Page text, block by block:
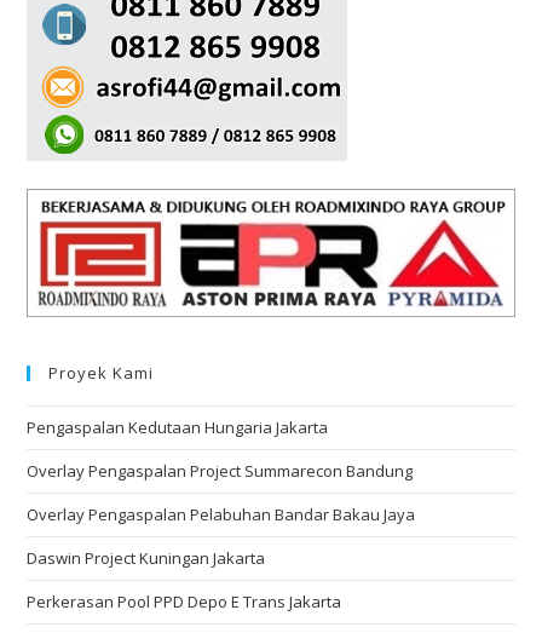
Proyek Kami
Pengaspalan Kedutaan Hungaria Jakarta
Overlay Pengaspalan Project Summarecon Bandung
Overlay Pengaspalan Pelabuhan Bandar Bakau Jaya
Daswin Project Kuningan Jakarta
Perkerasan Pool PPD Depo E Trans Jakarta